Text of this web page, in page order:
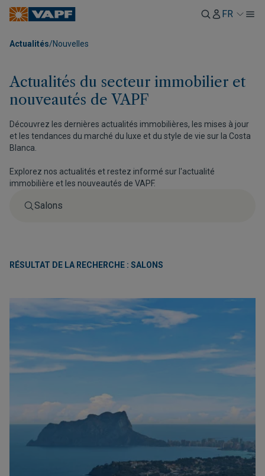
FR
Actualités/Nouvelles
Actualités du secteur immobilier et
nouveautés de VAPF
Découvrez les dernières actualités immobilières, les mises à jour
et les tendances du marché du luxe et du style de vie sur la Costa
Blanca.
Explorez nos actualités et restez informé sur l'actualité
immobilière et les nouveautés de VAPF.
RÉSULTAT DE LA RECHERCHE : SALONS